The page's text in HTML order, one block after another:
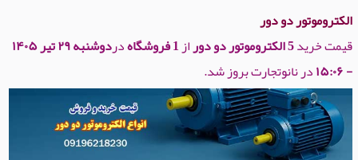
الکتروموتور دو دور
قیمت خرید5 الکتروموتور دو دور از1 فروشگاه در
دوشنبه ۲۹ تیر ۱۴۰۵
- ۱۵:۰۶
در نانوتجارت بروز شد.